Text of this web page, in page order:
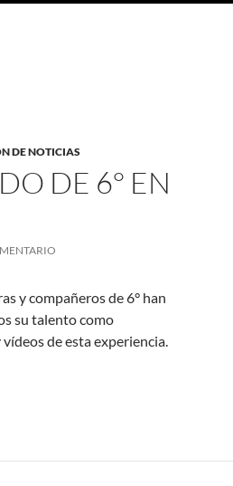
DE NOTICIAS
DE 6° EN
y compañeros de 6° han
su talento como
de esta experiencia.